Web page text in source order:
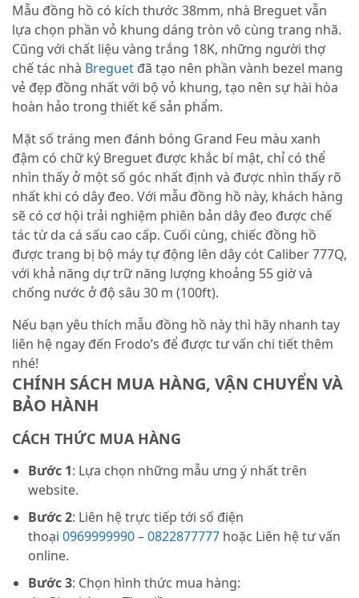
Mẫu đồng hồ có kích thước 38mm, nhà Breguet vẫn
lựa chọn phần vỏ khung dáng tròn vô cùng trang nhã.
Cũng với chất liệu vàng trắng 18K, những người thợ
chế tác nhà Breguet đã tạo nên phần vành bezel mang
vẻ đẹp đồng nhất với bộ vỏ khung, tạo nên sự hài hòa
hoàn hảo trong thiết kế sản phẩm.
Mặt số tráng men đánh bóng Grand Feu màu xanh
đậm có chữ ký Breguet được khắc bí mật, chỉ có thể
nhìn thấy ở một số góc nhất định và được nhìn thấy rõ
nhất khi có dây đeo. Với mẫu đồng hồ này, khách hàng
sẽ có cơ hội trải nghiệm phiên bản dây đeo được chế
tác từ da cá sấu cao cấp. Cuối cùng, chiếc đồng hồ
được trang bị bộ máy tự động lên dây cót Caliber 777Q,
với khả năng dự trữ năng lượng khoảng 55 giờ và
chống nước ở độ sâu 30 m (100ft).
Nếu bạn yêu thích mẫu đồng hồ này thì hãy nhanh tay
liên hệ ngay đến Frodo’s để được tư vấn chi tiết thêm
nhé!
CHÍNH SÁCH MUA HÀNG, VẬN CHUYỂN VÀ
BẢO HÀNH
CÁCH THỨC MUA HÀNG
Bước 1: Lựa chọn những mẫu ưng ý nhất trên
website.
Bước 2: Liên hệ trực tiếp tới số điện
thoại 0969999990–0822877777 hoặc Liên hệ tư vấn
online.
Bước 3: Chọn hình thức mua hàng: